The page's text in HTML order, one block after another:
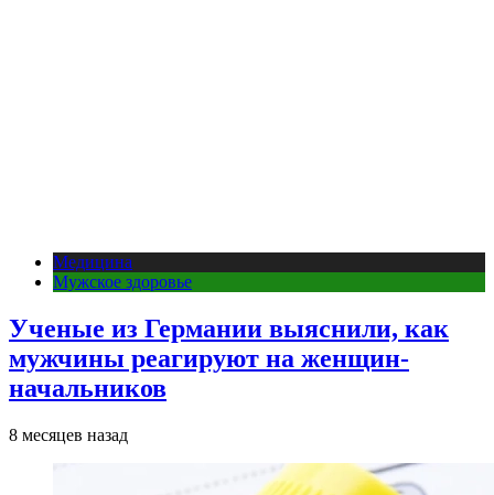
Медицина
Мужское здоровье
Ученые из Германии выяснили, как
мужчины реагируют на женщин-
начальников
8 месяцев назад